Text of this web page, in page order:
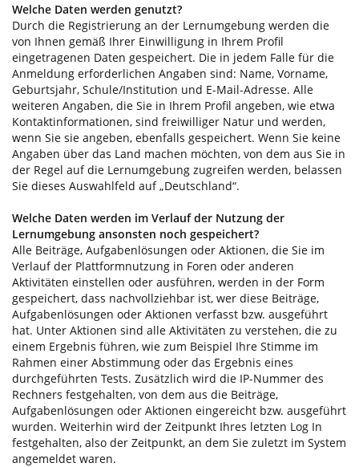
Welche Daten werden genutzt?
Durch die Registrierung an der Lernumgebung werden die
von Ihnen gemäß Ihrer Einwilligung in Ihrem Profil
eingetragenen Daten gespeichert. Die in jedem Falle für die
Anmeldung erforderlichen Angaben sind: Name, Vorname,
Geburtsjahr, Schule/Institution und E-Mail-Adresse. Alle
weiteren Angaben, die Sie in Ihrem Profil angeben, wie etwa
Kontaktinformationen, sind freiwilliger Natur und werden,
wenn Sie sie angeben, ebenfalls gespeichert. Wenn Sie keine
Angaben über das Land machen möchten, von dem aus Sie in
der Regel auf die Lernumgebung zugreifen werden, belassen
Sie dieses Auswahlfeld auf „Deutschland“.
Welche Daten werden im Verlauf der Nutzung der
Lernumgebung ansonsten noch gespeichert?
Alle Beiträge, Aufgabenlösungen oder Aktionen, die Sie im
Verlauf der Plattformnutzung in Foren oder anderen
Aktivitäten einstellen oder ausführen, werden in der Form
gespeichert, dass nachvollziehbar ist, wer diese Beiträge,
Aufgabenlösungen oder Aktionen verfasst bzw. ausgeführt
hat. Unter Aktionen sind alle Aktivitäten zu verstehen, die zu
einem Ergebnis führen, wie zum Beispiel Ihre Stimme im
Rahmen einer Abstimmung oder das Ergebnis eines
durchgeführten Tests. Zusätzlich wird die IP-Nummer des
Rechners festgehalten, von dem aus die Beiträge,
Aufgabenlösungen oder Aktionen eingereicht bzw. ausgeführt
wurden. Weiterhin wird der Zeitpunkt Ihres letzten Log In
festgehalten, also der Zeitpunkt, an dem Sie zuletzt im System
angemeldet waren.